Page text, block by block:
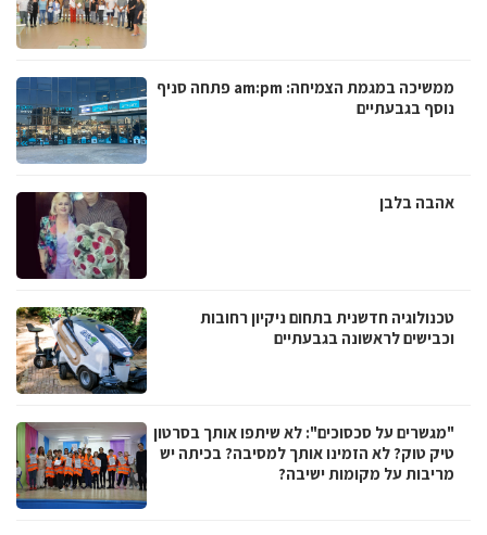
ממשיכה במגמת הצמיחה: am:pm פתחה סניף
נוסף בגבעתיים
אהבה בלבן
טכנולוגיה חדשנית בתחום ניקיון רחובות
וכבישים לראשונה בגבעתיים
"מגשרים על סכסוכים": לא שיתפו אותך בסרטון
טיק טוק? לא הזמינו אותך למסיבה? בכיתה יש
מריבות על מקומות ישיבה?